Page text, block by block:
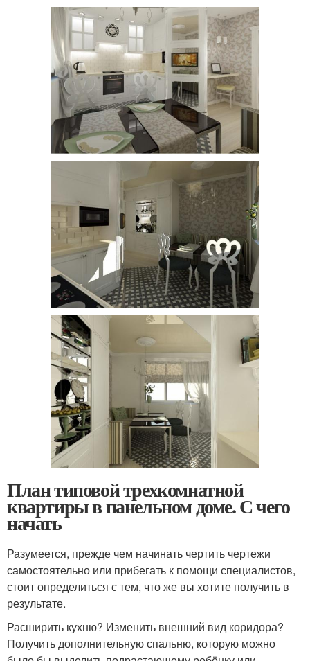
План типовой трехкомнатной
квартиры в панельном доме. С чего
начать
Разумеется, прежде чем начинать чертить чертежи
самостоятельно или прибегать к помощи специалистов,
стоит определиться с тем, что же вы хотите получить в
результате.
Расширить кухню? Изменить внешний вид коридора?
Получить дополнительную спальню, которую можно